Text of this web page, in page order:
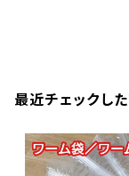
最近チェックし